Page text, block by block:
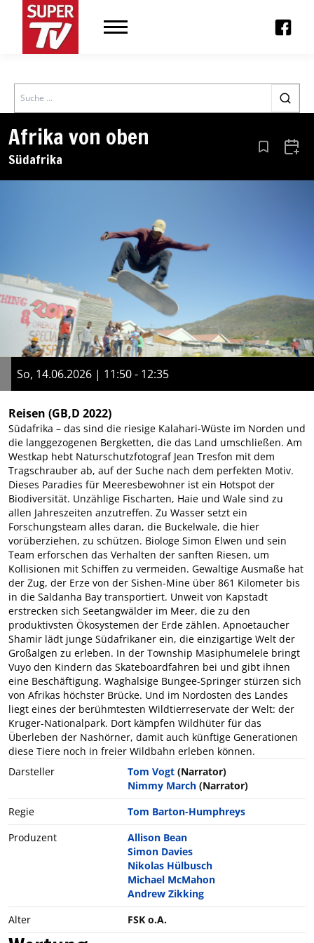
Search
Afrika von oben
Südafrika Aus den
So, 14.06.2026 | 11:50 - 12:35
Reisen (GB,D 2022)
Südafrika – das sind die riesige Kalahari-Wüste im Norden und
die langgezogenen Bergketten, die das Land umschließen. Am
Westkap hebt Naturschutzfotograf Jean Tresfon mit dem
Tragschrauber ab, auf der Suche nach dem perfekten Motiv.
Dieses Paradies für Meeresbewohner ist ein Hotspot der
Biodiversität. Unzählige Fischarten, Haie und Wale sind zu
allen Jahreszeiten anzutreffen. Zu Wasser setzt ein
Forschungsteam alles daran, die Buckelwale, die hier
vorüberziehen, zu schützen. Biologe Simon Elwen und sein
Team erforschen das Verhalten der sanften Riesen, um
Kollisionen mit Schiffen zu vermeiden. Gewaltige Ausmaße hat
der Zug, der Erze von der Sishen-Mine über 861 Kilometer bis
in die Saldanha Bay transportiert. Unweit von Kapstadt
erstrecken sich Seetangwälder im Meer, die zu den
produktivsten Ökosystemen der Erde zählen. Apnoetaucher
Shamir lädt junge Südafrikaner ein, die einzigartige Welt der
Großalgen zu erleben. In der Township Masiphumelele bringt
Vuyo den Kindern das Skateboardfahren bei und gibt ihnen
eine Beschäftigung. Waghalsige Bungee-Springer stürzen sich
von Afrikas höchster Brücke. Und im Nordosten des Landes
liegt eines der berühmtesten Wildtierreservate der Welt: der
Kruger-Nationalpark. Dort kämpfen Wildhüter für das
Überleben der Nashörner, damit auch künftige Generationen
diese Tiere noch in freier Wildbahn erleben können.
Darsteller
Tom Vogt (Narrator)
Nimmy March (Narrator)
Regie
Tom Barton-Humphreys
Produzent
Allison Bean
Simon Davies
Nikolas Hülbusch
Michael McMahon
Andrew Zikking
Alter
FSK o.A.